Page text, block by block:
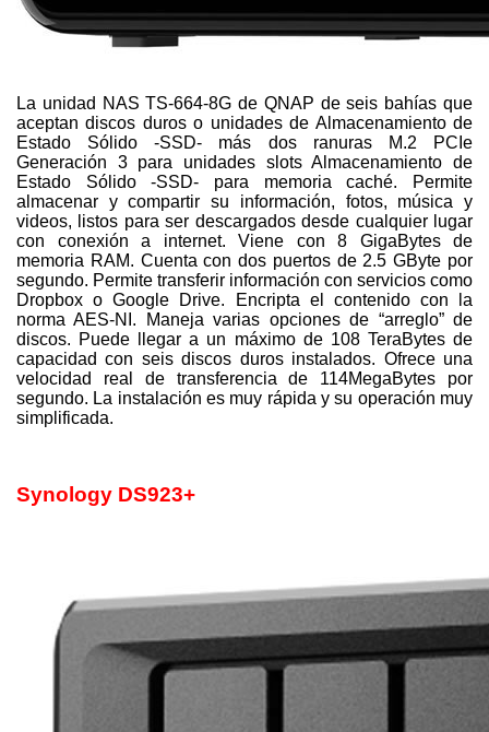
La unidad NAS TS-664-8G de QNAP de seis bahías que
aceptan discos duros o unidades de Almacenamiento de
Estado Sólido -SSD- más dos ranuras M.2 PCIe
Generación 3 para unidades slots Almacenamiento de
Estado Sólido -SSD- para memoria caché. Permite
almacenar y compartir su información, fotos, música y
videos, listos para ser descargados desde cualquier lugar
con conexión a internet. Viene con 8 GigaBytes de
memoria RAM. Cuenta con dos puertos de 2.5 GByte por
segundo. Permite transferir información con servicios como
Dropbox o Google Drive. Encripta el contenido con la
norma AES-NI. Maneja varias opciones de “arreglo” de
discos. Puede llegar a un máximo de 108 TeraBytes de
capacidad con seis discos duros instalados. Ofrece una
velocidad real de transferencia de 114MegaBytes por
segundo. La instalación es muy rápida y su operación muy
simplificada.
Synology DS923+